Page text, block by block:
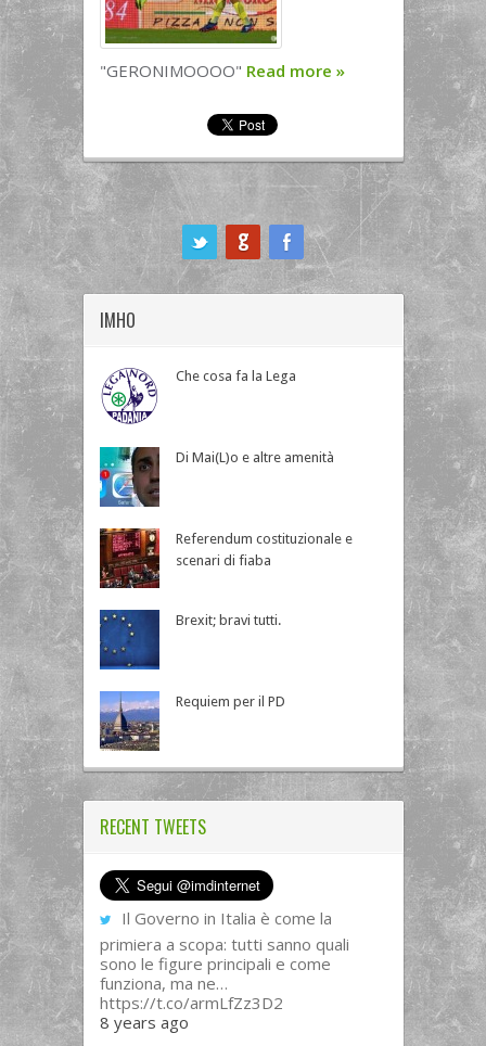
"GERONIMOOOO" Read more »
IMHO
Che cosa fa la Lega
Di Mai(L)o e altre amenità
Referendum costituzionale e
scenari di fiaba
Brexit; bravi tutti.
Requiem per il PD
RECENT TWEETS
Il Governo in Italia è come la
primiera a scopa: tutti sanno quali
sono le figure principali e come
funziona, ma ne…
https://t.co/armLfZz3D2
8 years ago